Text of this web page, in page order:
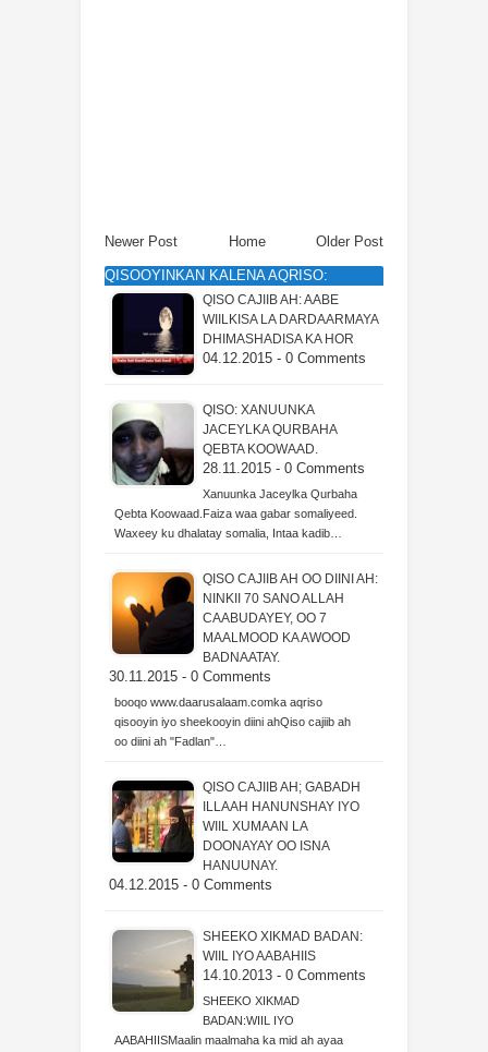
Newer Post Older Post
Home
QISOOYINKAN KALENA AQRISO:
QISO CAJIIB AH: AABE
WIILKISA LA DARDAARMAYA
DHIMASHADISA KA HOR
04.12.2015 - 0 Comments
QISO: XANUUNKA
JACEYLKA QURBAHA
QEBTA KOOWAAD.
28.11.2015 - 0 Comments
Xanuunka Jaceylka Qurbaha
Qebta Koowaad.Faiza waa gabar somaliyeed.
Waxeey ku dhalatay somalia, Intaa kadib…
QISO CAJIIB AH OO DIINI AH:
NINKII 70 SANO ALLAH
CAABUDAYEY, OO 7
MAALMOOD KA AWOOD
BADNAATAY.
30.11.2015 - 0 Comments
booqo www.daarusalaam.comka aqriso
qisooyin iyo sheekooyin diini ahQiso cajiib ah
oo diini ah "Fadlan"…
QISO CAJIIB AH; GABADH
ILLAAH HANUNSHAY IYO
WIIL XUMAAN LA
DOONAYAY OO ISNA
HANUUNAY.
04.12.2015 - 0 Comments
SHEEKO XIKMAD BADAN:
WIIL IYO AABAHIIS
14.10.2013 - 0 Comments
SHEEKO XIKMAD
BADAN:WIIL IYO
AABAHIISMaalin maalmaha ka mid ah ayaa